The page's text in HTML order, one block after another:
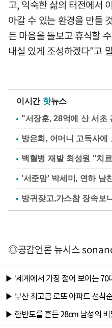
고, 익숙한 삶의 터전에서
아갈 수 있는 환경을 만들
든 마음을 돌보고 휴식할
내실 있게 조성하겠다"고
이시간 핫뉴스
"서장훈, 28억에 산 서초
방은희, 어머니 고독사
백혈병 재발 최성원 "치
'서준맘' 박세미, 연하 남
◎공감언론 뉴시스